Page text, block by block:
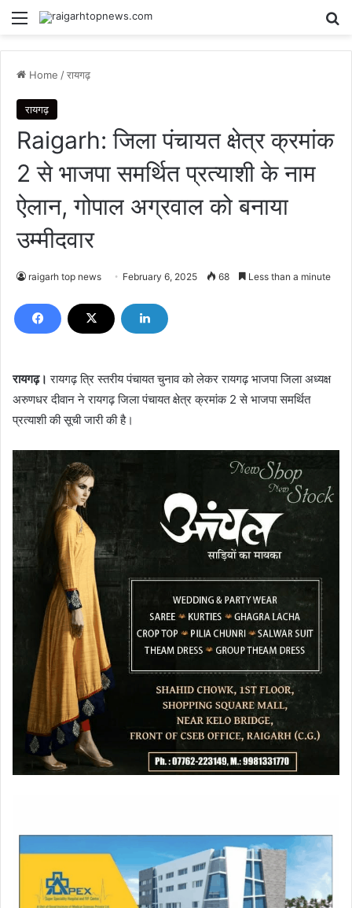
Menu
Home /रायगढ़
रायगढ़
Raigarh: जिला पंचायत क्षेत्र क्रमांक
2 से भाजपा समर्थित प्रत्याशी के नाम
ऐलान, गोपाल अग्रवाल को बनाया
उम्मीदवार
raigarh top news February 6, 2025 68 Less than a minute
रायगढ़। रायगढ़ त्रि स्तरीय पंचायत चुनाव को लेकर रायगढ़ भाजपा जिला अध्यक्ष
अरुणधर दीवान ने रायगढ़ जिला पंचायत क्षेत्र क्रमांक 2 से भाजपा समर्थित
प्रत्याशी की सूची जारी की है।